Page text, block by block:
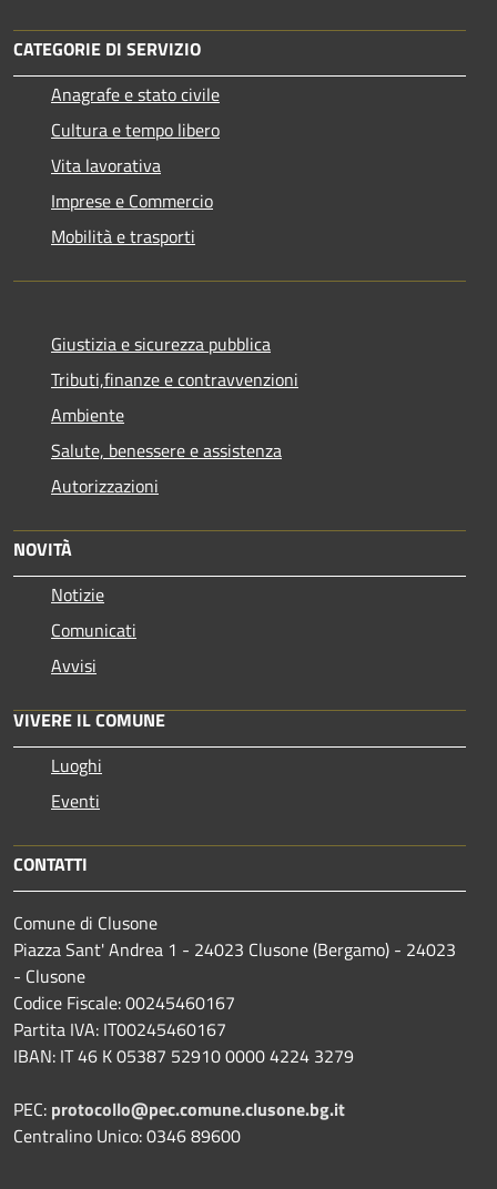
CATEGORIE DI SERVIZIO
Anagrafe e stato civile
Cultura e tempo libero
Vita lavorativa
Imprese e Commercio
Mobilità e trasporti
Giustizia e sicurezza pubblica
Tributi,finanze e contravvenzioni
Ambiente
Salute, benessere e assistenza
Autorizzazioni
NOVITÀ
Notizie
Comunicati
Avvisi
VIVERE IL COMUNE
Luoghi
Eventi
CONTATTI
Comune di Clusone
Piazza Sant' Andrea 1 - 24023 Clusone (Bergamo) - 24023
- Clusone
Codice Fiscale: 00245460167
Partita IVA: IT00245460167
IBAN: IT 46 K 05387 52910 0000 4224 3279
PEC: protocollo@pec.comune.clusone.bg.it
Centralino Unico: 0346 89600